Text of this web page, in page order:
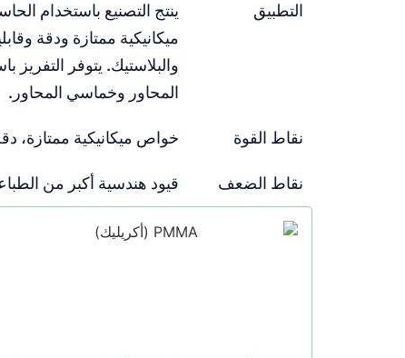
التطبيق
ينتج التصنيع باستخدام
ميكانيكية ممتازة ودقة
والبلاستيك. يتوفر التفريز
المحاور وخماسي المحاور.
نقاط القوة خواص ميكانيكية ممتازة،
نقاط الضعف قيود هندسية أكبر من الطباعة